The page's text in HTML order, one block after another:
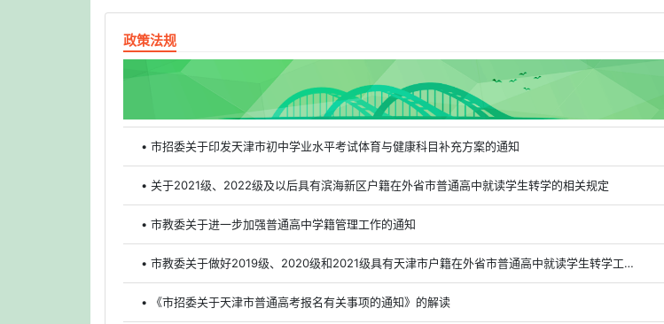
政策法规
• 市招委关于印发天津市初中学业水平考试体育与健康科目补充方案的通知
• 关于2021级、2022级及以后具有滨海新区户籍在外省市普通高中就读学生转学的相关规定
• 市教委关于进一步加强普通高中学籍管理工作的通知
• 市教委关于做好2019级、2020级和2021级具有天津市户籍在外省市普通高中就读学生转学工作的通知
• 《市招委关于天津市普通高考报名有关事项的通知》的解读